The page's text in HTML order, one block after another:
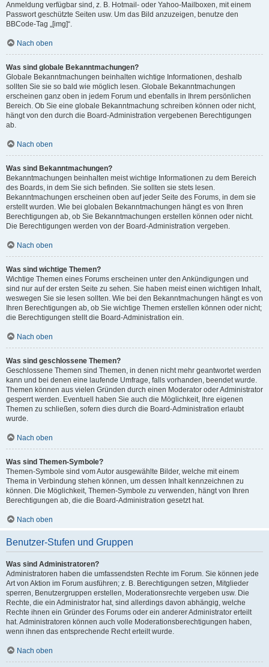
Anmeldung verfügbar sind, z. B. Hotmail- oder Yahoo-Mailboxen, mit einem
Passwort geschützte Seiten usw. Um das Bild anzuzeigen, benutze den
BBCode-Tag „[img]“.
Nach oben
Was sind globale Bekanntmachungen?
Globale Bekanntmachungen beinhalten wichtige Informationen, deshalb
sollten Sie sie so bald wie möglich lesen. Globale Bekanntmachungen
erscheinen ganz oben in jedem Forum und ebenfalls in Ihrem persönlichen
Bereich. Ob Sie eine globale Bekanntmachung schreiben können oder nicht,
hängt von den durch die Board-Administration vergebenen Berechtigungen
ab.
Nach oben
Was sind Bekanntmachungen?
Bekanntmachungen beinhalten meist wichtige Informationen zu dem Bereich
des Boards, in dem Sie sich befinden. Sie sollten sie stets lesen.
Bekanntmachungen erscheinen oben auf jeder Seite des Forums, in dem sie
erstellt wurden. Wie bei globalen Bekanntmachungen hängt es von Ihren
Berechtigungen ab, ob Sie Bekanntmachungen erstellen können oder nicht.
Die Berechtigungen werden von der Board-Administration vergeben.
Nach oben
Was sind wichtige Themen?
Wichtige Themen eines Forums erscheinen unter den Ankündigungen und
sind nur auf der ersten Seite zu sehen. Sie haben meist einen wichtigen Inhalt,
weswegen Sie sie lesen sollten. Wie bei den Bekanntmachungen hängt es von
Ihren Berechtigungen ab, ob Sie wichtige Themen erstellen können oder nicht;
die Berechtigungen stellt die Board-Administration ein.
Nach oben
Was sind geschlossene Themen?
Geschlossene Themen sind Themen, in denen nicht mehr geantwortet werden
kann und bei denen eine laufende Umfrage, falls vorhanden, beendet wurde.
Themen können aus vielen Gründen durch einen Moderator oder Administrator
gesperrt werden. Eventuell haben Sie auch die Möglichkeit, Ihre eigenen
Themen zu schließen, sofern dies durch die Board-Administration erlaubt
wurde.
Nach oben
Was sind Themen-Symbole?
Themen-Symbole sind vom Autor ausgewählte Bilder, welche mit einem
Thema in Verbindung stehen können, um dessen Inhalt kennzeichnen zu
können. Die Möglichkeit, Themen-Symbole zu verwenden, hängt von Ihren
Berechtigungen ab, die die Board-Administration gesetzt hat.
Nach oben
Benutzer-Stufen und Gruppen
Was sind Administratoren?
Administratoren haben die umfassendsten Rechte im Forum. Sie können jede
Art von Aktion im Forum ausführen; z. B. Berechtigungen setzen, Mitglieder
sperren, Benutzergruppen erstellen, Moderationsrechte vergeben usw. Die
Rechte, die ein Administrator hat, sind allerdings davon abhängig, welche
Rechte ihnen ein Gründer des Forums oder ein anderer Administrator erteilt
hat. Administratoren können auch volle Moderationsberechtigungen haben,
wenn ihnen das entsprechende Recht erteilt wurde.
Nach oben